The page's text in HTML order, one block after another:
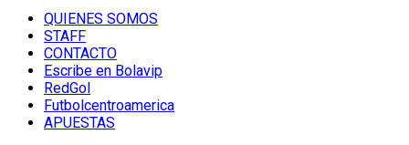
QUIENES SOMOS
STAFF
CONTACTO
Escribe en Bolavip
RedGol
Futbolcentroamerica
APUESTAS